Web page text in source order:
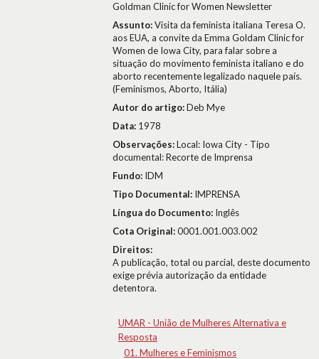
Goldman Clinic for Women Newsletter
Assunto:Visita da feminista italiana Teresa O.
aos EUA, a convite da Emma Goldam Clinic for
Women de Iowa City, para falar sobre a
situação do movimento feminista italiano e do
aborto recentemente legalizado naquele país.
(Feminismos, Aborto, Itália)
Autor do artigo:Deb Mye
Data: 1978
Observações:Local: Iowa City - Tipo
documental: Recorte de Imprensa
Fundo: IDM
Tipo Documental: IMPRENSA
Língua do Documento: Inglês
Cota Original:0001.001.003.002
Direitos:
A publicação, total ou parcial, deste documento
exige prévia autorização da entidade
detentora.
UMAR - União de Mulheres Alternativa e
Resposta
01. Mulheres e Feminismos